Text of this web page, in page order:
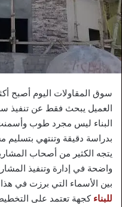
سوق المقاولات اليوم أصبح
العميل يبحث فقط عن تنفيذ
البناء ليس مجرد طوب
بدراسة دقيقة وتنتهي
يتجه الكثير من أصحاب
واضحة في إدارة وتنفيذ
بين الأسماء التي برزت في
للبناءكجهة تعتمد على